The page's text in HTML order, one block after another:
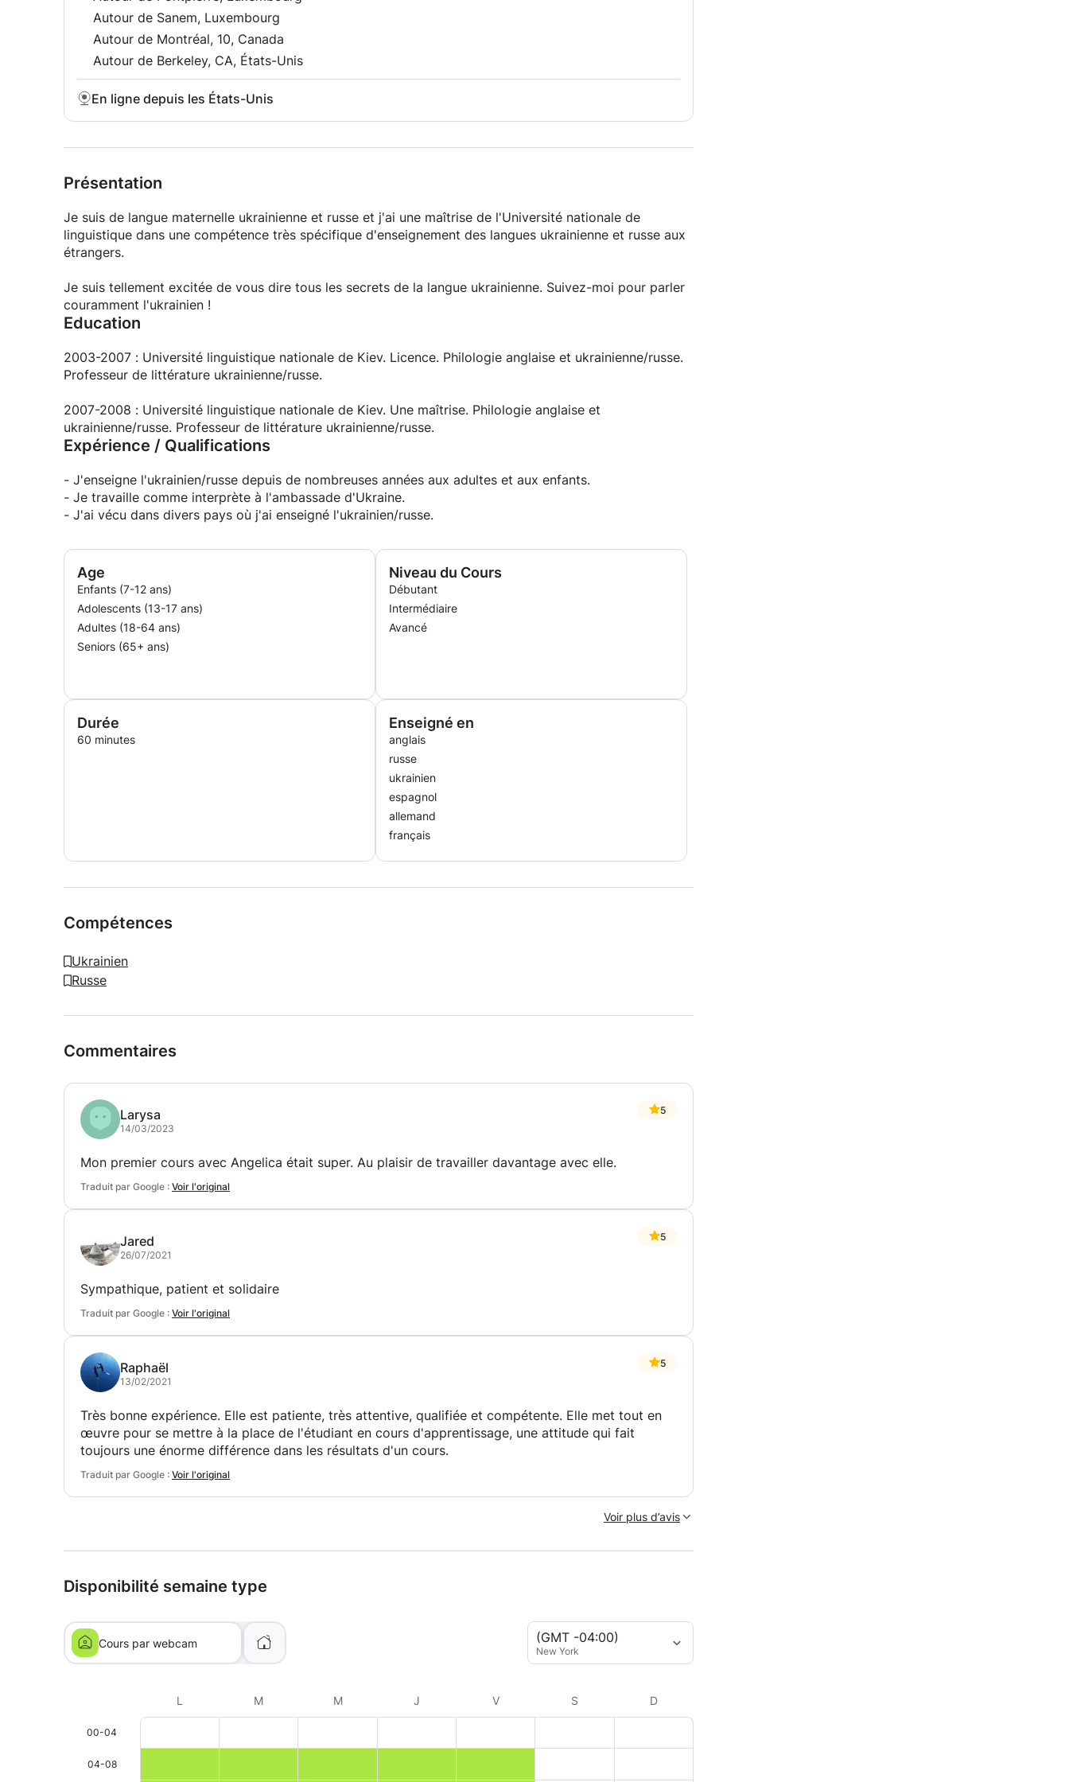
- Comprendre facilement les locuteurs ukrainiens natifs
J'ai hâte de te rencontrer!
Autour de Sanem, Luxembourg
Autour de Montréal, 10, Canada
Autour de Berkeley, CA, États-Unis
En ligne depuis les États-Unis
Présentation
Je suis de langue maternelle ukrainienne et russe et j'ai une maîtrise de l'Université nationale de
linguistique dans une compétence très spécifique d'enseignement des langues ukrainienne et russe aux
étrangers.
Je suis tellement excitée de vous dire tous les secrets de la langue ukrainienne. Suivez-moi pour parler
couramment l'ukrainien !
Education
2003-2007 : Université linguistique nationale de Kiev. Licence. Philologie anglaise et ukrainienne/russe.
Professeur de littérature ukrainienne/russe.
2007-2008 : Université linguistique nationale de Kiev. Une maîtrise. Philologie anglaise et
ukrainienne/russe. Professeur de littérature ukrainienne/russe.
Expérience / Qualifications
- J'enseigne l'ukrainien/russe depuis de nombreuses années aux adultes et aux enfants.
- Je travaille comme interprète à l'ambassade d'Ukraine.
- J'ai vécu dans divers pays où j'ai enseigné l'ukrainien/russe.
Age
Enfants (7-12 ans)
Adolescents (13-17 ans)
Adultes (18-64 ans)
Seniors (65+ ans)
Niveau du Cours
Débutant
Intermédiaire
Avancé
Durée
60 minutes
Enseigné en
anglais
russe
ukrainien
espagnol
allemand
français
Compétences
Ukrainien
Russe
Commentaires
Larysa
14/03/2023
5
Mon premier cours avec Angelica était super. Au plaisir de travailler davantage avec elle.
Traduit par Google : Voir l'original
Jared
26/07/2021
5
Sympathique, patient et solidaire
Traduit par Google : Voir l'original
Raphaël
13/02/2021
5
Très bonne expérience. Elle est patiente, très attentive, qualifiée et compétente. Elle met tout en
œuvre pour se mettre à la place de l'étudiant en cours d'apprentissage, une attitude qui fait
toujours une énorme différence dans les résultats d'un cours.
Traduit par Google : Voir l'original
Voir plus d’avis
Disponibilité semaine type
(GMT -04:00)
New York
Cours par webcam
L M M J V S D
00-04
04-08